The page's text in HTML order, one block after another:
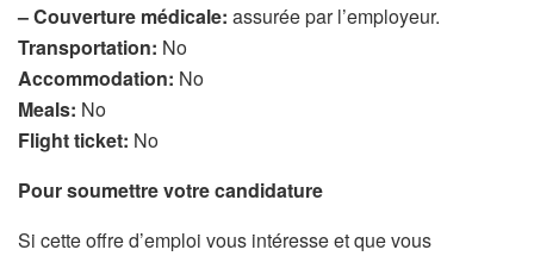
– Couverture médicale: assurée par l’employeur.
Transportation: No
Accommodation: No
Meals: No
Flight ticket: No
Pour soumettre votre candidature
Si cette offre d’emploi vous intéresse et que vous